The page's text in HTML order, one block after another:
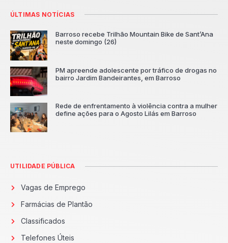
ÚLTIMAS NOTÍCIAS
Barroso recebe Trilhão Mountain Bike de Sant’Ana
neste domingo (26)
PM apreende adolescente por tráfico de drogas no
bairro Jardim Bandeirantes, em Barroso
Rede de enfrentamento à violência contra a mulher
define ações para o Agosto Lilás em Barroso
UTILIDADE PÚBLICA
Vagas de Emprego
Farmácias de Plantão
Classificados
Telefones Úteis